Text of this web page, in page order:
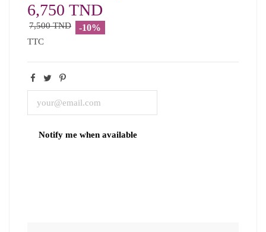
6,750 TND
7,500 TND -10%
TTC